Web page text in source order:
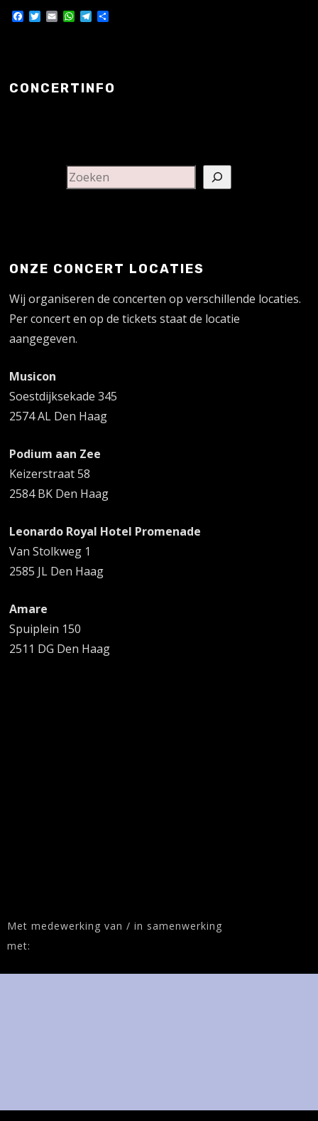
Facebook
TwitterEmailWhatsApp
Telegram
CONCERTINFO
ONZE CONCERT LOCATIES
Wij organiseren de concerten op verschillende locaties.
Per concert en op de tickets staat de locatie
aangegeven.
Musicon
Soestdijksekade 345
2574 AL Den Haag
Podium aan Zee
Keizerstraat 58
2584 BK Den Haag
Leonardo Royal Hotel Promenade
Van Stolkweg 1
2585 JL Den Haag
Amare
Spuiplein 150
2511 DG Den Haag
Met medewerking van / in samenwerking
met: